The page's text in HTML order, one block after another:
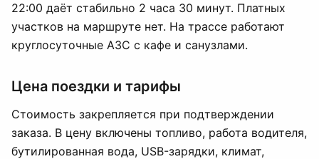
22:00 даёт стабильно 2 часа 30 минут. Платных
участков на маршруте нет. На трассе работают
круглосуточные АЗС с кафе и санузлами.
Цена поездки и тарифы
Стоимость закрепляется при подтверждении
заказа. В цену включены топливо, работа водителя,
бутилированная вода, USB-зарядки, климат,